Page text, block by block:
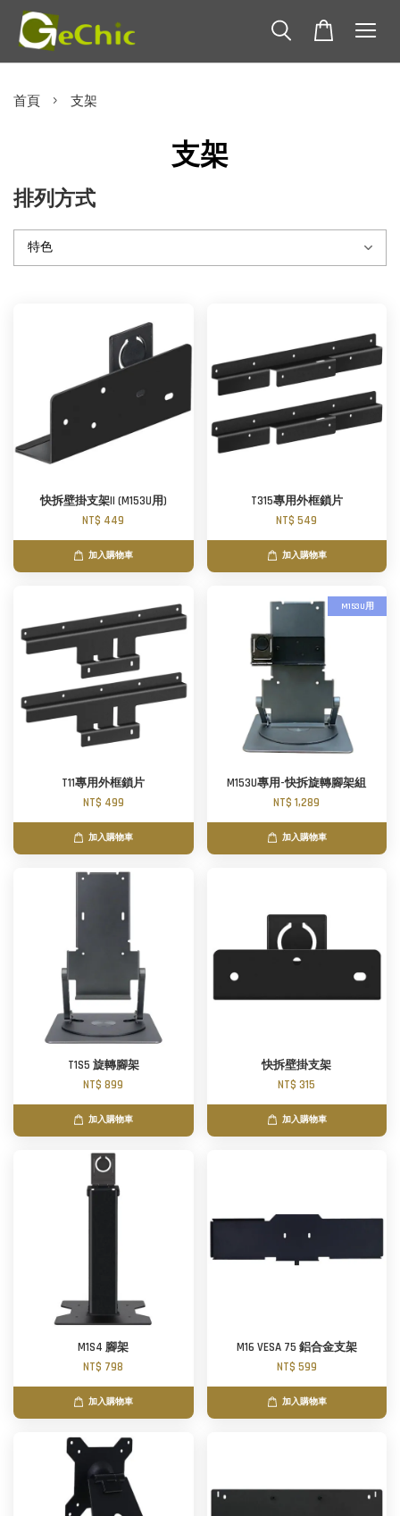
首頁 › 支架
支架
排列方式
快拆壁掛支架II (M153U用)
NT$ 449
加入購物車
T315專用外框鎖片
NT$ 549
加入購物車
T11專用外框鎖片
NT$ 499
加入購物車
M153U用
M153U專用-快拆旋轉腳架組
NT$ 1,289
加入購物車
T1S5 旋轉腳架
NT$ 899
加入購物車
快拆壁掛支架
NT$ 315
加入購物車
M1S4 腳架
NT$ 798
加入購物車
M16 VESA 75 鋁合金支架
NT$ 599
加入購物車